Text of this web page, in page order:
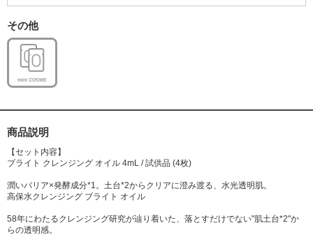
その他
mini COSME
商品説明
【セット内容】
ブライト クレンジング オイル 4mL / 試供品 (4枚)
潤いバリア×発酵成分*1。土台*2からクリアに澄み渡る、水光透明肌。
高保水クレンジング ブライト オイル
58年にわたるクレンジング研究が辿り着いた、落とすだけでない"肌土台*2"か
らの透明感。